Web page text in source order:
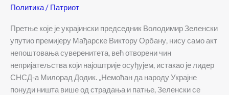
Политика/ Патриот
Претње које је украјински председник Володимир Зеленски
упутио премијеру Мађарске Виктору Орбану, нису само акт
непоштовања суверенитета, већ отворени чин
непријатељства који најоштрије осуђујем, истакао је лидер
СНСД-а Милорад Додик. „Немоћан да народу Украјне
понуди ништа више од страдања и патње, Зеленски се